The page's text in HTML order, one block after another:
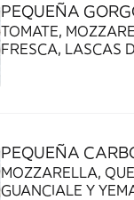
PEQUEÑA
TOMATE,
FRESCA, LASCAS
PEQUEÑA
MOZZARELLA,
GUANCIALE Y